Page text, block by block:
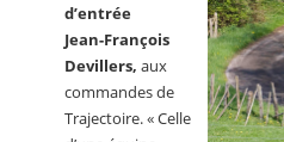
d’entrée
Jean-François
Devillers, aux
commandes de
Trajectoire. « Celle